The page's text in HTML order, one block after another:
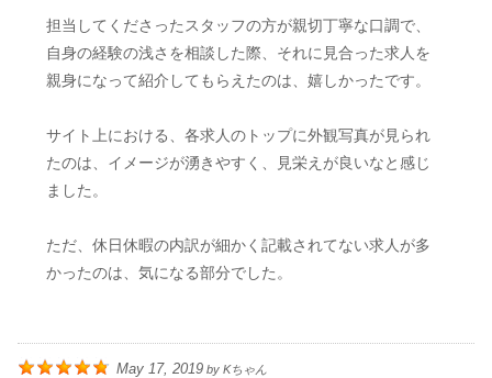
担当してくださったスタッフの方が親切丁寧な口調で、
自身の経験の浅さを相談した際、それに見合った求人を
親身になって紹介してもらえたのは、嬉しかったです。
サイト上における、各求人のトップに外観写真が見られ
たのは、イメージが湧きやすく、見栄えが良いなと感じ
ました。
ただ、休日休暇の内訳が細かく記載されてない求人が多
かったのは、気になる部分でした。
May 17, 2019 by Kちゃん